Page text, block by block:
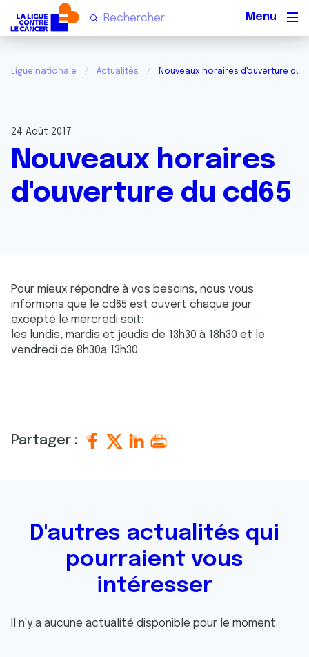
Ligue nationale Actualités Nouveaux horaires d'ouverture du
24 Août 2017
Nouveaux horaires
d'ouverture du cd65
Pour mieux répondre à vos besoins, nous vous
informons que le cd65 est ouvert chaque jour
excepté le mercredi soit:
les lundis, mardis et jeudis de 13h30 à 18h30 et le
vendredi de 8h30à 13h30.
Partager :
D'autres actualités qui
pourraient vous
intéresser
Il n'y a aucune actualité disponible pour le moment.